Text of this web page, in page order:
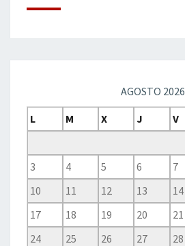
AGOSTO 2026
L
M X J V
3
4 5 6 7
10
11 12 13 14
17
18 19 20 21
24
25 26 27 28